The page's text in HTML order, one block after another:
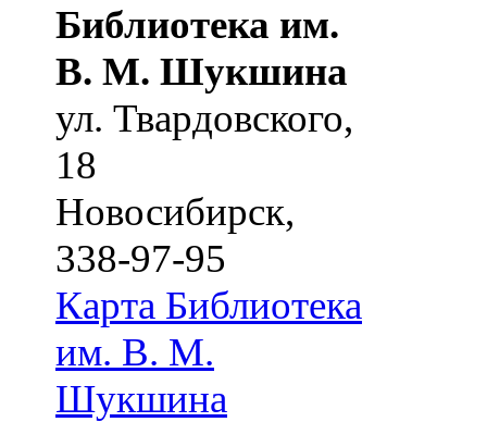
Библиотека им.
В. М. Шукшина
ул. Твардовского,
18
Новосибирск,
338-97-95
Карта Библиотека
им. В. М.
Шукшина